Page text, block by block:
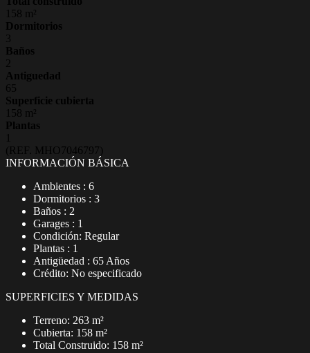
158 m²
Dormitorios
3
Baños
2
Antiguedad
65
Superficie cubierta
158 m²
Plantas
1
(REF. MHO7046797)
INFORMACIÓN BÁSICA
Ambientes : 6
Dormitorios : 3
Baños : 2
Garages : 1
Condición: Regular
Plantas : 1
Antigüedad : 65 Años
Crédito: No especificado
SUPERFICIES Y MEDIDAS
Terreno: 263 m²
Cubierta: 158 m²
Total Construido: 158 m²